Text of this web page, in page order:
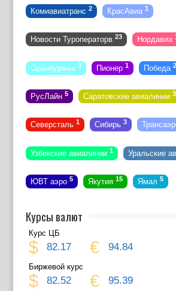
Комиавиатранс 2 КрасАвиа 1
Новости Туроператорв 23 Нордавиа
Оренбуржье 3 Пионер 1 Победа
РусЛайн 5 Саратовские авиалинии 3
Северсталь 1 Сибирь 3
Узбекские авиалинии 1 Уральские
ЮВТ аэро 5 Якутия 15 Ямал 5
Курсы валют
Курс ЦБ
$ 82.17 € 94.84
Биржевой курс
$ 82.52 € 95.39